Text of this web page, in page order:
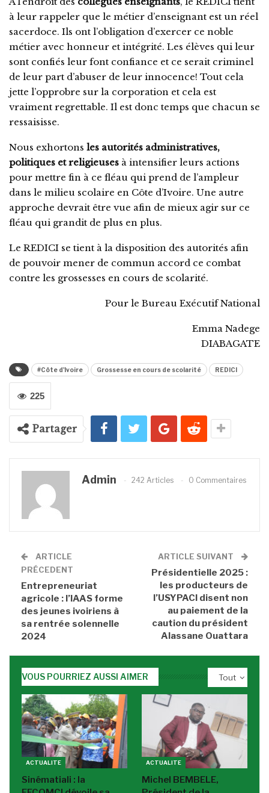
à leur rappeler que le métier d’enseignant est un réel
sacerdoce. Ils ont l’obligation d’exercer ce noble
métier avec honneur et intégrité. Les élèves qui leur
sont confiés leur font confiance et ce serait criminel
de leur part d’abuser de leur innocence! Tout cela
jette l’opprobre sur la corporation et cela est
vraiment regrettable. Il est donc temps que chacun se
ressaisisse.
Nous exhortons les autorités administratives,
politiques et religieuses à intensifier leurs actions
pour mettre fin à ce fléau qui prend de l’ampleur
dans le milieu scolaire en Côte d’Ivoire. Une autre
approche devrait être vue afin de mieux agir sur ce
fléau qui grandit de plus en plus.
Le REDICI se tient à la disposition des autorités afin
de pouvoir mener de commun accord ce combat
contre les grossesses en cours de scolarité.
Pour le Bureau Exécutif National
Emma Nadege
DIABAGATE
#Côte d'Ivoire Grossesse en cours de scolarité REDICI
225
Partager
Admin 242 Articles 0 Commentaires
ARTICLE
PRÉCEDENT
Entrepreneuriat
agricole : l’IAAS forme
des jeunes ivoiriens à
sa rentrée solennelle
2024
ARTICLE SUIVANT
Présidentielle 2025 :
les producteurs de
l’USYPACI disent non
au paiement de la
caution du président
Alassane Ouattara
Tout
VOUS POURRIEZ AUSSI AIMER
ACTUALITE
Sinématiali : la
ACTUALITE
Michel BEMBELE,